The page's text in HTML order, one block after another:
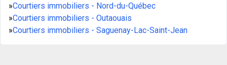
»Courtiers immobiliers - Nord-du-Québec
»Courtiers immobiliers - Outaouais
»Courtiers immobiliers - Saguenay-Lac-Saint-Jean